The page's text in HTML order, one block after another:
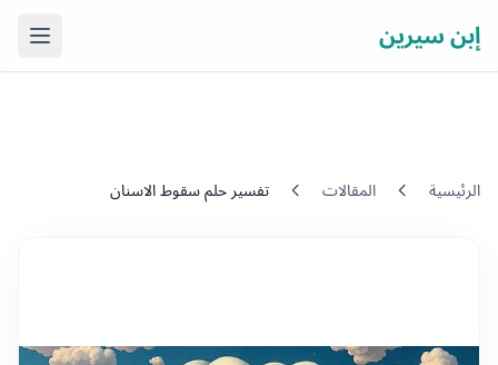
إبن سيرين فتح
الرئيسية المقالات تفسير حلم سقوط الاسنان